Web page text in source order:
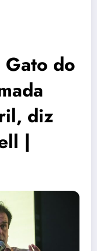
Gato do
diz
|